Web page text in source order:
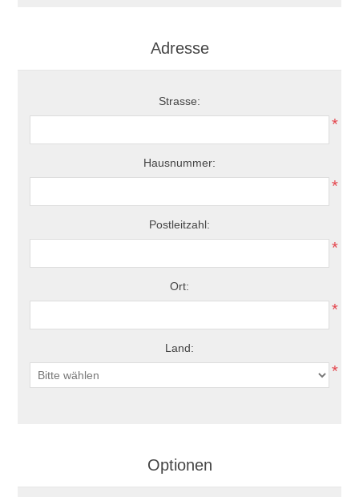
Adresse
Strasse:
*
Hausnummer:
*
Postleitzahl:
*
Ort:
*
Land:
*
Optionen